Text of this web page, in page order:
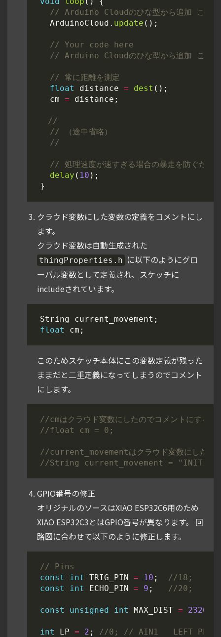
ArduinoCloud . update ();
float
distance = dest ();
cm = distance ;
delay ( 10 );
}
クラウド変数にした変数の定義をコメントにし
ます。
クラウド変数は自動生成された
thingProperties.h に以下のようにグロ
ーバル変数として定義され、スケッチに
includeされています。
String current_movement ;
float
cm ;
このためスケッチ本体にこの変数定義が残った
ままだと二重定義になってしまうのでコメント
にします。
GPIO番号の修正
オリジナルのソースはXIAO ESP32C6用のため
XIAO ESP32C3とはGPIO番号が異なります。 回
路図に合わせて以下のように修正します。
const
int TRIG_PIN = 10 ;
const
int ECHO_PIN = 9 ;
const unsigned int MAX_DIST = 23200
int LP = 2 ;